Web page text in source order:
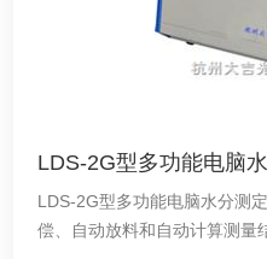
LDS-2G型多功能电脑
LDS-2G型多功能电脑水分测
偿、自动放料和自动计算测量